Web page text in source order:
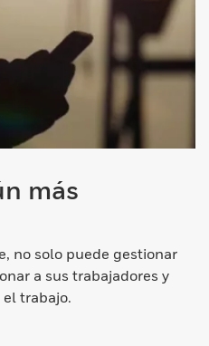
más
no solo puede gestionar
a sus trabajadores y
trabajo.